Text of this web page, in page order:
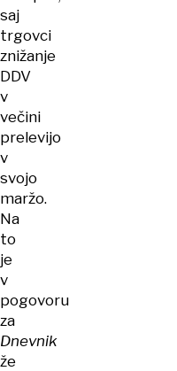
saj
trgovci
znižanje
DDV
v
večini
prelevijo
v
svojo
maržo.
Na
to
je
v
pogovoru
za
Dnevnik
že